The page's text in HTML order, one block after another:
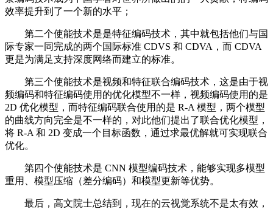
效率提升到了一个新的水平；
第二个使能技术是是特征编码技术，其中就包括他们与国
际专家一同完成的两个国际标准 CDVS 和 CDVA，而 CDVA
更是为满足支持深度网络而建立的标准。
第三个使能技术是视频和特征联合编码技术，这是由于视
频编码和特征编码使用的优化模型不一样，视频编码使用的是
2D 优化模型，而特征编码联合使用的是 R-A 模型，两个模型
的曲线方向完全是不一样的，对此他们提出了联合优化模型，
将 R-A 和 2D 变成一个目标函数，通过求最优解就可实现联合
优化。
第四个使能技术是 CNN 模型编码技术，能够实现多模型
重用、模型压缩（差分编码）和模型更新等优势。
最后，高文院士总结到，现在的云视觉系统不是太有效，